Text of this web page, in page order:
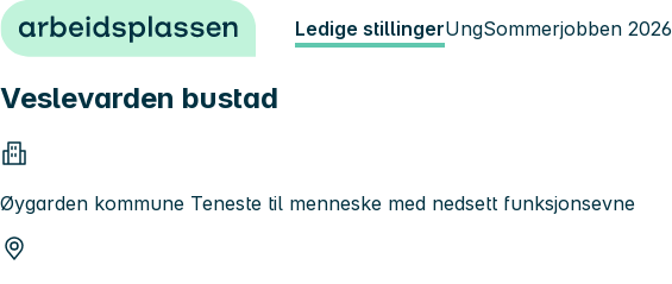
Hopp til innhold Ledige stillingerUngSommerjobben 2026
Veslevarden bustad
Øygarden kommune Teneste til menneske med nedsett funksjonsevne